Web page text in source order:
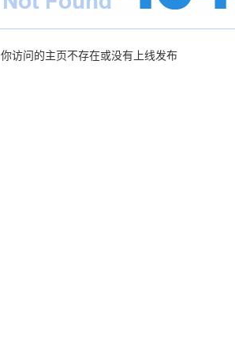
你访问的主页不存在或没有上线发布